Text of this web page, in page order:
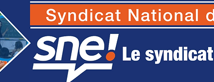
SNE - Syndicat National des Ecoles